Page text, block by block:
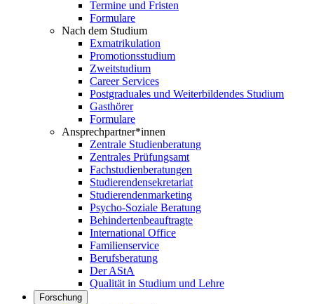
Termine und Fristen
Formulare
Nach dem Studium
Exmatrikulation
Promotionsstudium
Zweitstudium
Career Services
Postgraduales und Weiterbildendes Studium
Gasthörer
Formulare
Ansprechpartner*innen
Zentrale Studienberatung
Zentrales Prüfungsamt
Fachstudienberatungen
Studierendensekretariat
Studierendenmarketing
Psycho-Soziale Beratung
Behindertenbeauftragte
International Office
Familienservice
Berufsberatung
Der AStA
Qualität in Studium und Lehre
Forschung